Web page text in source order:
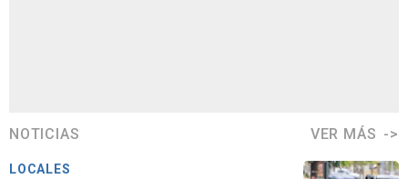
NOTICIAS VER MÁS
LOCALES